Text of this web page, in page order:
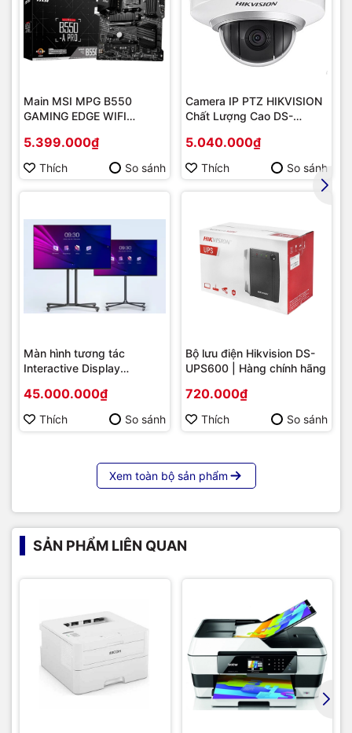
Main MSI MPG B550
GAMING EDGE WIFI
Socket AM4/ VGA
onboard)
5.399.000₫
Thích So sánh
Camera IP PTZ HIKVISION
Chất Lượng Cao DS-
5.040.000₫
Thích So sánh
Màn hình tương tác
Interactive Display
86 | Cấu hình cao cấp |
Hàng chính hãng
45.000.000₫
Thích So sánh
Bộ lưu điện Hikvision DS-
UPS600 | Hàng chính hãng
720.000₫
Thích So sánh
Xem toàn bộ sản phẩm
SẢN PHẨM LIÊN QUAN